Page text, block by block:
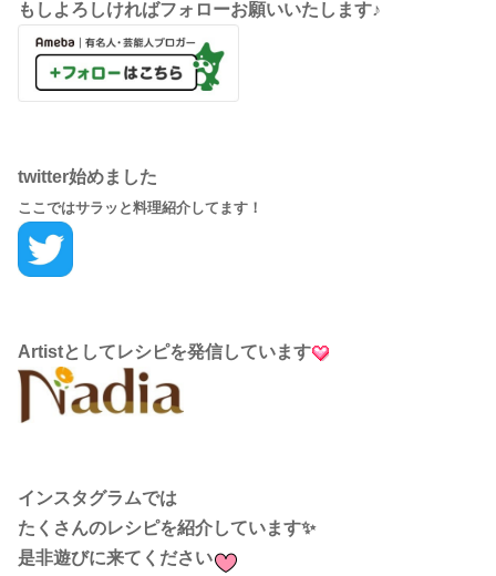
もしよろしければフォローお願いいたします♪
twitter始めました
ここではサラッと料理紹介してます！
Artistとしてレシピを発信しています
インスタグラムでは
たくさんのレシピを紹介しています✨
是非遊びに来てください